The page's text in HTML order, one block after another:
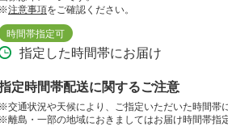
※注意事項をご確認ください。
時間帯指定可
指定した時間帯にお届け
定時間帯配送に関するご注意
※交通状況や天候により、ご指定いただいた時間帯
※離島・一部の地域におきましてはお届け時間帯指